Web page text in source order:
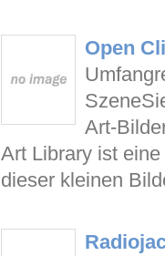
Open
Art-
Art Library ist
dieser kleinen